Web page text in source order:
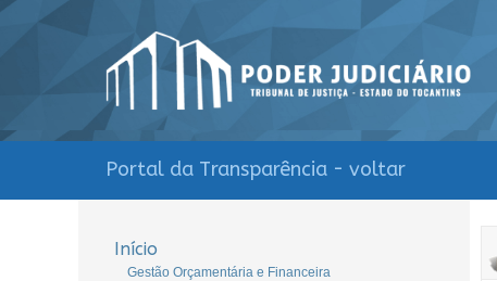
Portal da Transparência - voltar
Início
Gestão Orçamentária e Financeira